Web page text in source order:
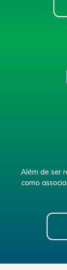
Além de ser
como